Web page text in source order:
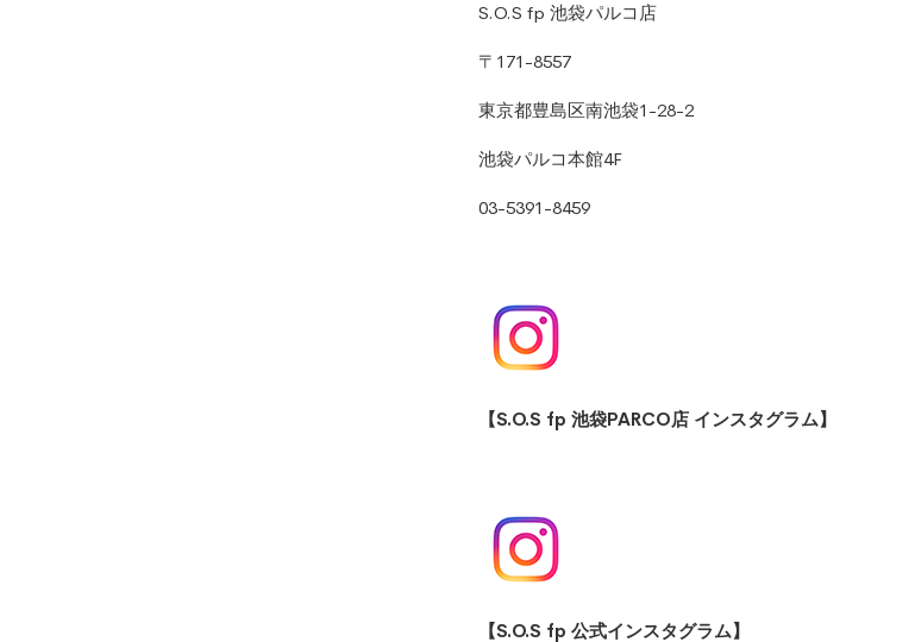
S.O.S fp 池袋パルコ店
〒171-8557
東京都豊島区南池袋1-28-2
池袋パルコ本館4F
03-5391-8459
【S.O.S fp 池袋PARCO店 インスタグラム】
【S.O.S fp 公式インスタグラム】